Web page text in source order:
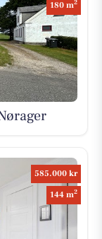
180 m2
585.000 kr
144 m2